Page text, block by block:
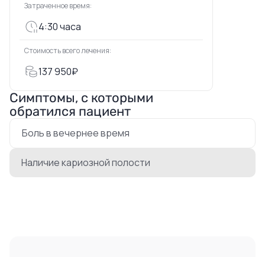
Затраченное время:
4:30 часа
Стоимость всего лечения:
137 950₽
Симптомы, с которыми
обратился пациент
Боль в вечернее время
Наличие кариозной полости